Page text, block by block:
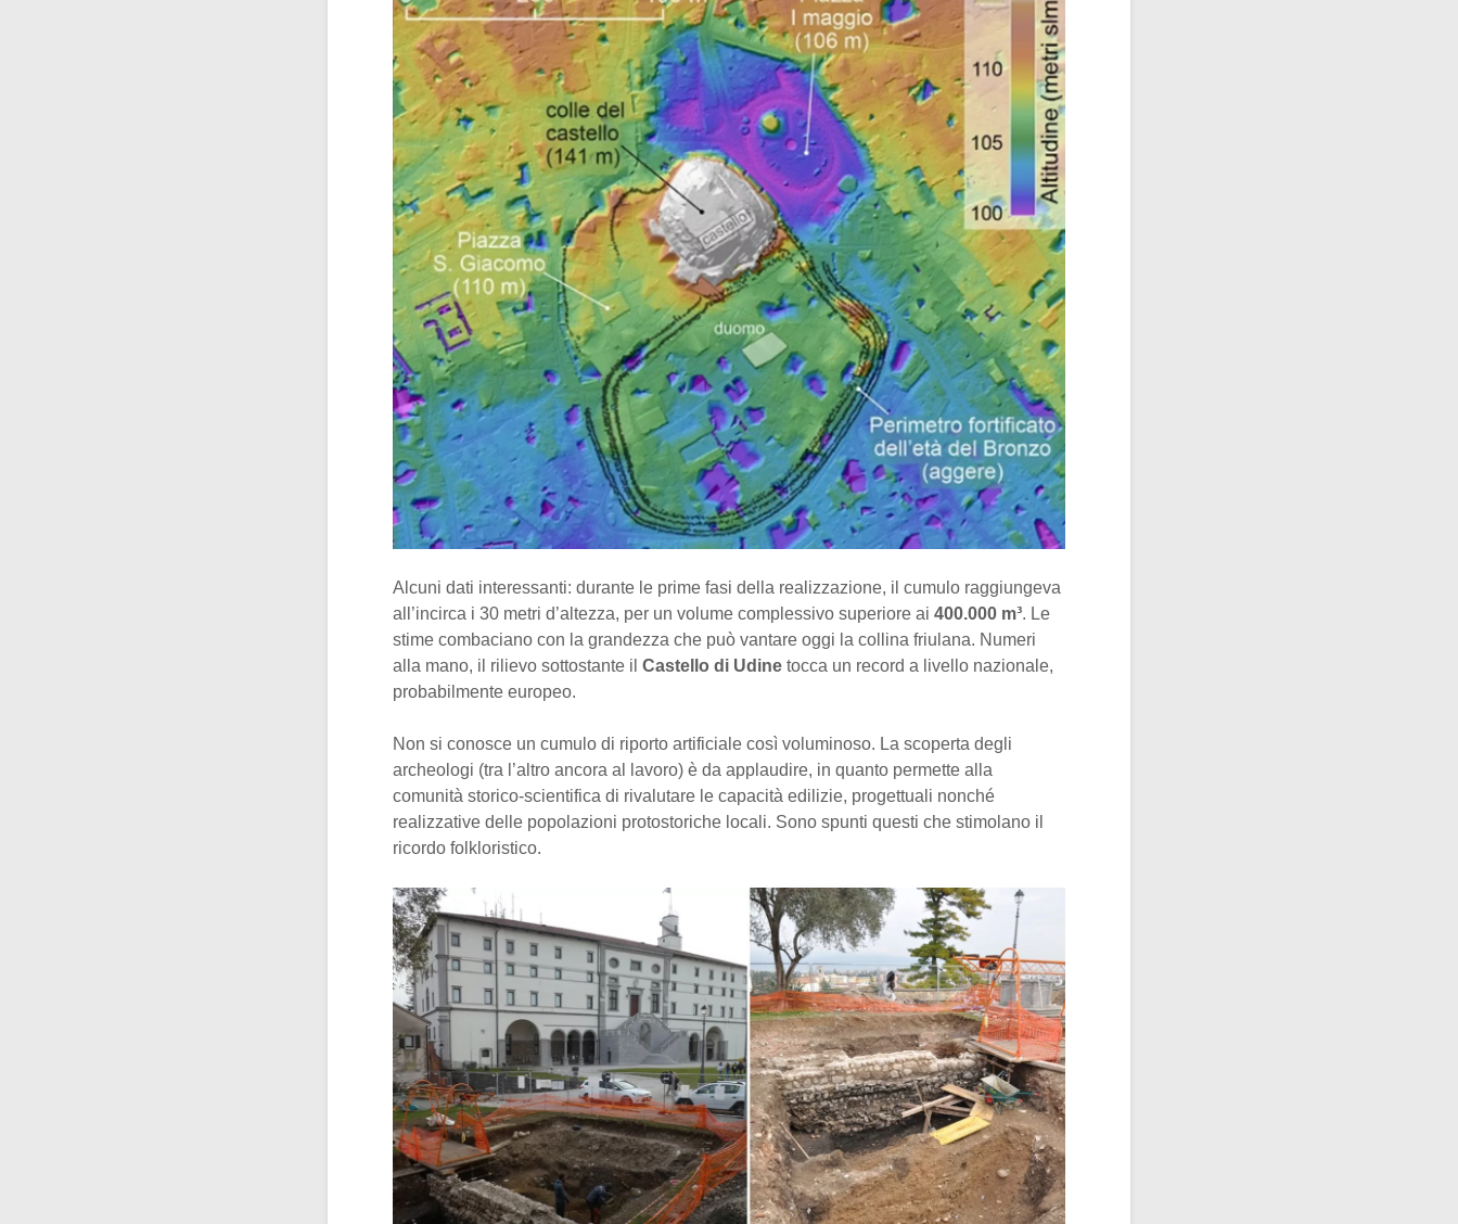
Alcuni dati interessanti: durante le prime fasi della realizzazione, il cumulo raggiungeva
all’incirca i 30 metri d’altezza, per un volume complessivo superiore ai 400.000 m³. Le
stime combaciano con la grandezza che può vantare oggi la collina friulana. Numeri
alla mano, il rilievo sottostante il Castello di Udine tocca un record a livello nazionale,
probabilmente europeo.
Non si conosce un cumulo di riporto artificiale così voluminoso. La scoperta degli
archeologi (tra l’altro ancora al lavoro) è da applaudire, in quanto permette alla
comunità storico-scientifica di rivalutare le capacità edilizie, progettuali nonché
realizzative delle popolazioni protostoriche locali. Sono spunti questi che stimolano il
ricordo folkloristico.